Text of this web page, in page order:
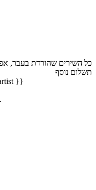
כל השירים שהורדת בעבר,
תשלום נוסף